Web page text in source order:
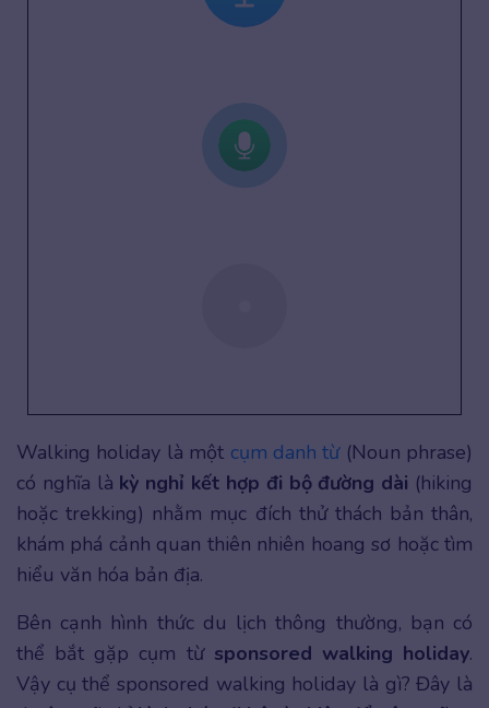
Walking holiday là một cụm danh từ(Noun phrase)
có nghĩa là kỳ nghỉ kết hợp đi bộ đường dài (hiking
hoặc trekking) nhằm mục đích thử thách bản thân,
khám phá cảnh quan thiên nhiên hoang sơ hoặc tìm
hiểu văn hóa bản địa.
Bên cạnh hình thức du lịch thông thường, bạn có
thể bắt gặp cụm từ sponsored walking holiday.
Vậy cụ thể sponsored walking holiday là gì? Đây là